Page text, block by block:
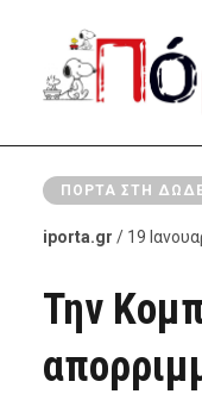
ΠΌΡΤΑ ΣΤΗ
iporta.gr / 19
Την